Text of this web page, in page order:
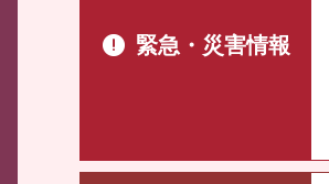
緊急・災害情報